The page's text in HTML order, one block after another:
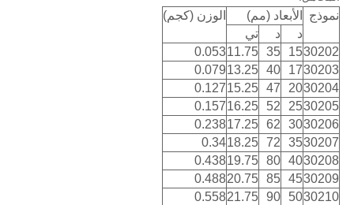
نموذج الأبعاد (مم)
الوزن (كجم)
د
د
تي
30202
15
35
11.75
0.053
30203
17
40
13.25
0.079
30204
20
47
15.25
0.127
30205
25
52
16.25
0.157
30206
30
62
17.25
0.238
30207
35
72
18.25
0.34
30208
40
80
19.75
0.438
30209
45
85
20.75
0.488
30210
50
90
21.75
0.558